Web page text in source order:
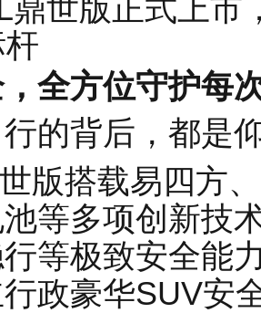
全方位守护每
的背后，都是
版搭载易四方
等多项创新技
等极致安全能
政豪华SUV安